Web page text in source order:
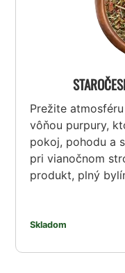
Prežite
vôňou purpury,
pokoj, pohodu a
pri vianočnom
produkt, plný
Skladom